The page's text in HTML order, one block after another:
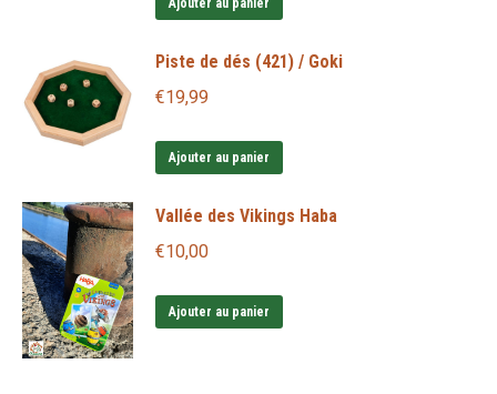
Ajouter au panier
Piste de dés (421) / Goki
€19,99
Ajouter au panier
Vallée des Vikings Haba
€10,00
Ajouter au panier